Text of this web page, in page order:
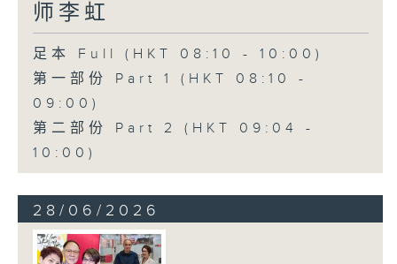
师李虹
足本 Full (HKT 08:10 - 10:00)
第一部份 Part 1 (HKT 08:10 -
09:00)
第二部份 Part 2 (HKT 09:04 -
10:00)
28/06/2026